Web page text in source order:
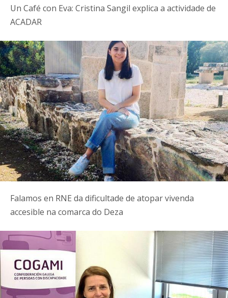
Un Café con Eva: Cristina Sangil explica a actividade de
ACADAR
Falamos en RNE da dificultade de atopar vivenda
accesible na comarca do Deza